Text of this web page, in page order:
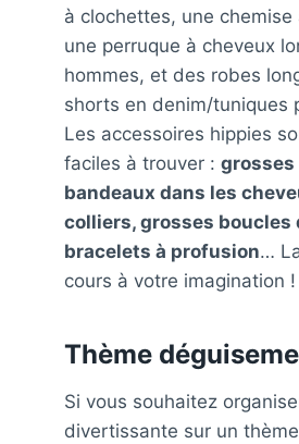
à clochettes, une
une perruque à cheveux
hommes, et des robes
shorts en denim/tuniques
Les accessoires hippies
faciles à trouver :
bandeaux dans les
colliers, grosses boucles
bracelets à profusion…
cours à votre imagination !
Thème
Si vous souhaitez
divertissante sur un